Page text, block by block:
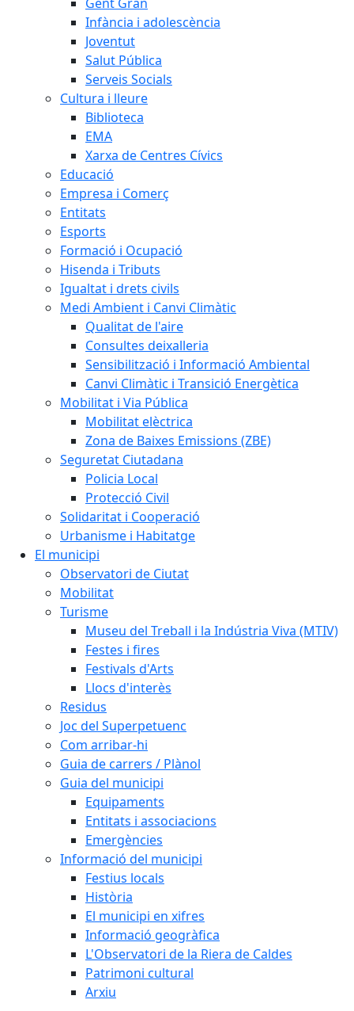
Infància i adolescència
Joventut
Salut Pública
Serveis Socials
Cultura i lleure
Biblioteca
EMA
Xarxa de Centres Cívics
Educació
Empresa i Comerç
Entitats
Esports
Formació i Ocupació
Hisenda i Tributs
Igualtat i drets civils
Medi Ambient i Canvi Climàtic
Qualitat de l'aire
Consultes deixalleria
Sensibilització i Informació Ambiental
Canvi Climàtic i Transició Energètica
Mobilitat i Via Pública
Mobilitat elèctrica
Zona de Baixes Emissions (ZBE)
Seguretat Ciutadana
Policia Local
Protecció Civil
Solidaritat i Cooperació
Urbanisme i Habitatge
El municipi
Observatori de Ciutat
Mobilitat
Turisme
Museu del Treball i la Indústria Viva (MTIV)
Festes i fires
Festivals d'Arts
Llocs d'interès
Residus
Joc del Superpetuenc
Com arribar-hi
Guia de carrers / Plànol
Guia del municipi
Equipaments
Entitats i associacions
Emergències
Informació del municipi
Festius locals
Història
El municipi en xifres
Informació geogràfica
L'Observatori de la Riera de Caldes
Patrimoni cultural
Arxiu